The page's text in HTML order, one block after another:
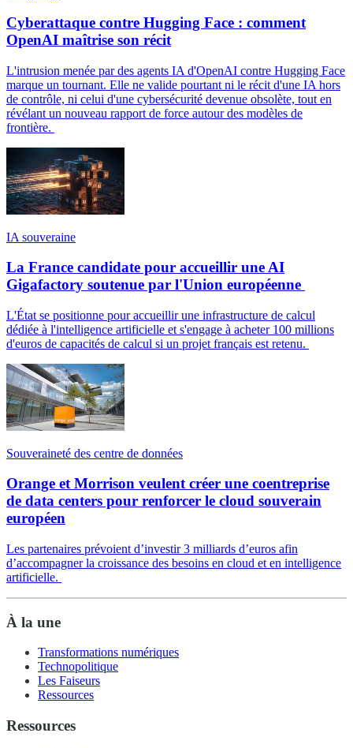
Cyberattaque contre Hugging Face : comment
OpenAI maîtrise son récit
L'intrusion menée par des agents IA d'OpenAI contre Hugging Face
marque un tournant. Elle ne valide pourtant ni le récit d'une IA hors
de contrôle, ni celui d'une cybersécurité devenue obsolète, tout en
révélant un nouveau rapport de force autour des modèles de
frontière.
IA souveraine
La France candidate pour accueillir une AI
Gigafactory soutenue par l'Union européenne
L'État se positionne pour accueillir une infrastructure de calcul
dédiée à l'intelligence artificielle et s'engage à acheter 100 millions
d'euros de capacités de calcul si un projet français est retenu.
Souveraineté des centre de données
Orange et Morrison veulent créer une coentreprise
de data centers pour renforcer le cloud souverain
européen
Les partenaires prévoient d’investir 3 milliards d’euros afin
d’accompagner la croissance des besoins en cloud et en intelligence
artificielle.
À la une
Transformations numériques
Technopolitique
Les Faiseurs
Ressources
Ressources